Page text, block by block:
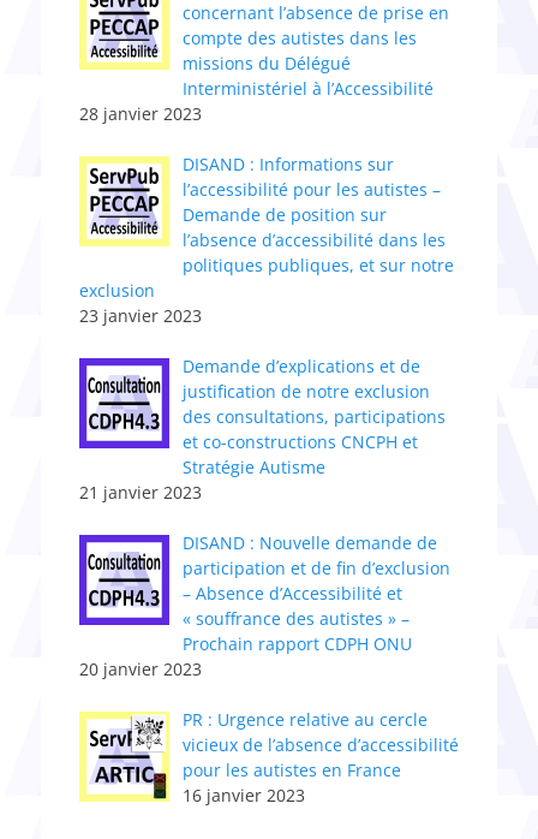
concernant l’absence de prise en
compte des autistes dans les
missions du Délégué
Interministériel à l’Accessibilité
28 janvier 2023
DISAND : Informations sur
l’accessibilité pour les autistes –
Demande de position sur
l’absence d’accessibilité dans les
politiques publiques, et sur notre
exclusion
23 janvier 2023
Demande d’explications et de
justification de notre exclusion
des consultations, participations
et co-constructions CNCPH et
Stratégie Autisme
21 janvier 2023
DISAND : Nouvelle demande de
participation et de fin d’exclusion
– Absence d’Accessibilité et
« souffrance des autistes » –
Prochain rapport CDPH ONU
20 janvier 2023
PR : Urgence relative au cercle
vicieux de l’absence d’accessibilité
pour les autistes en France
16 janvier 2023